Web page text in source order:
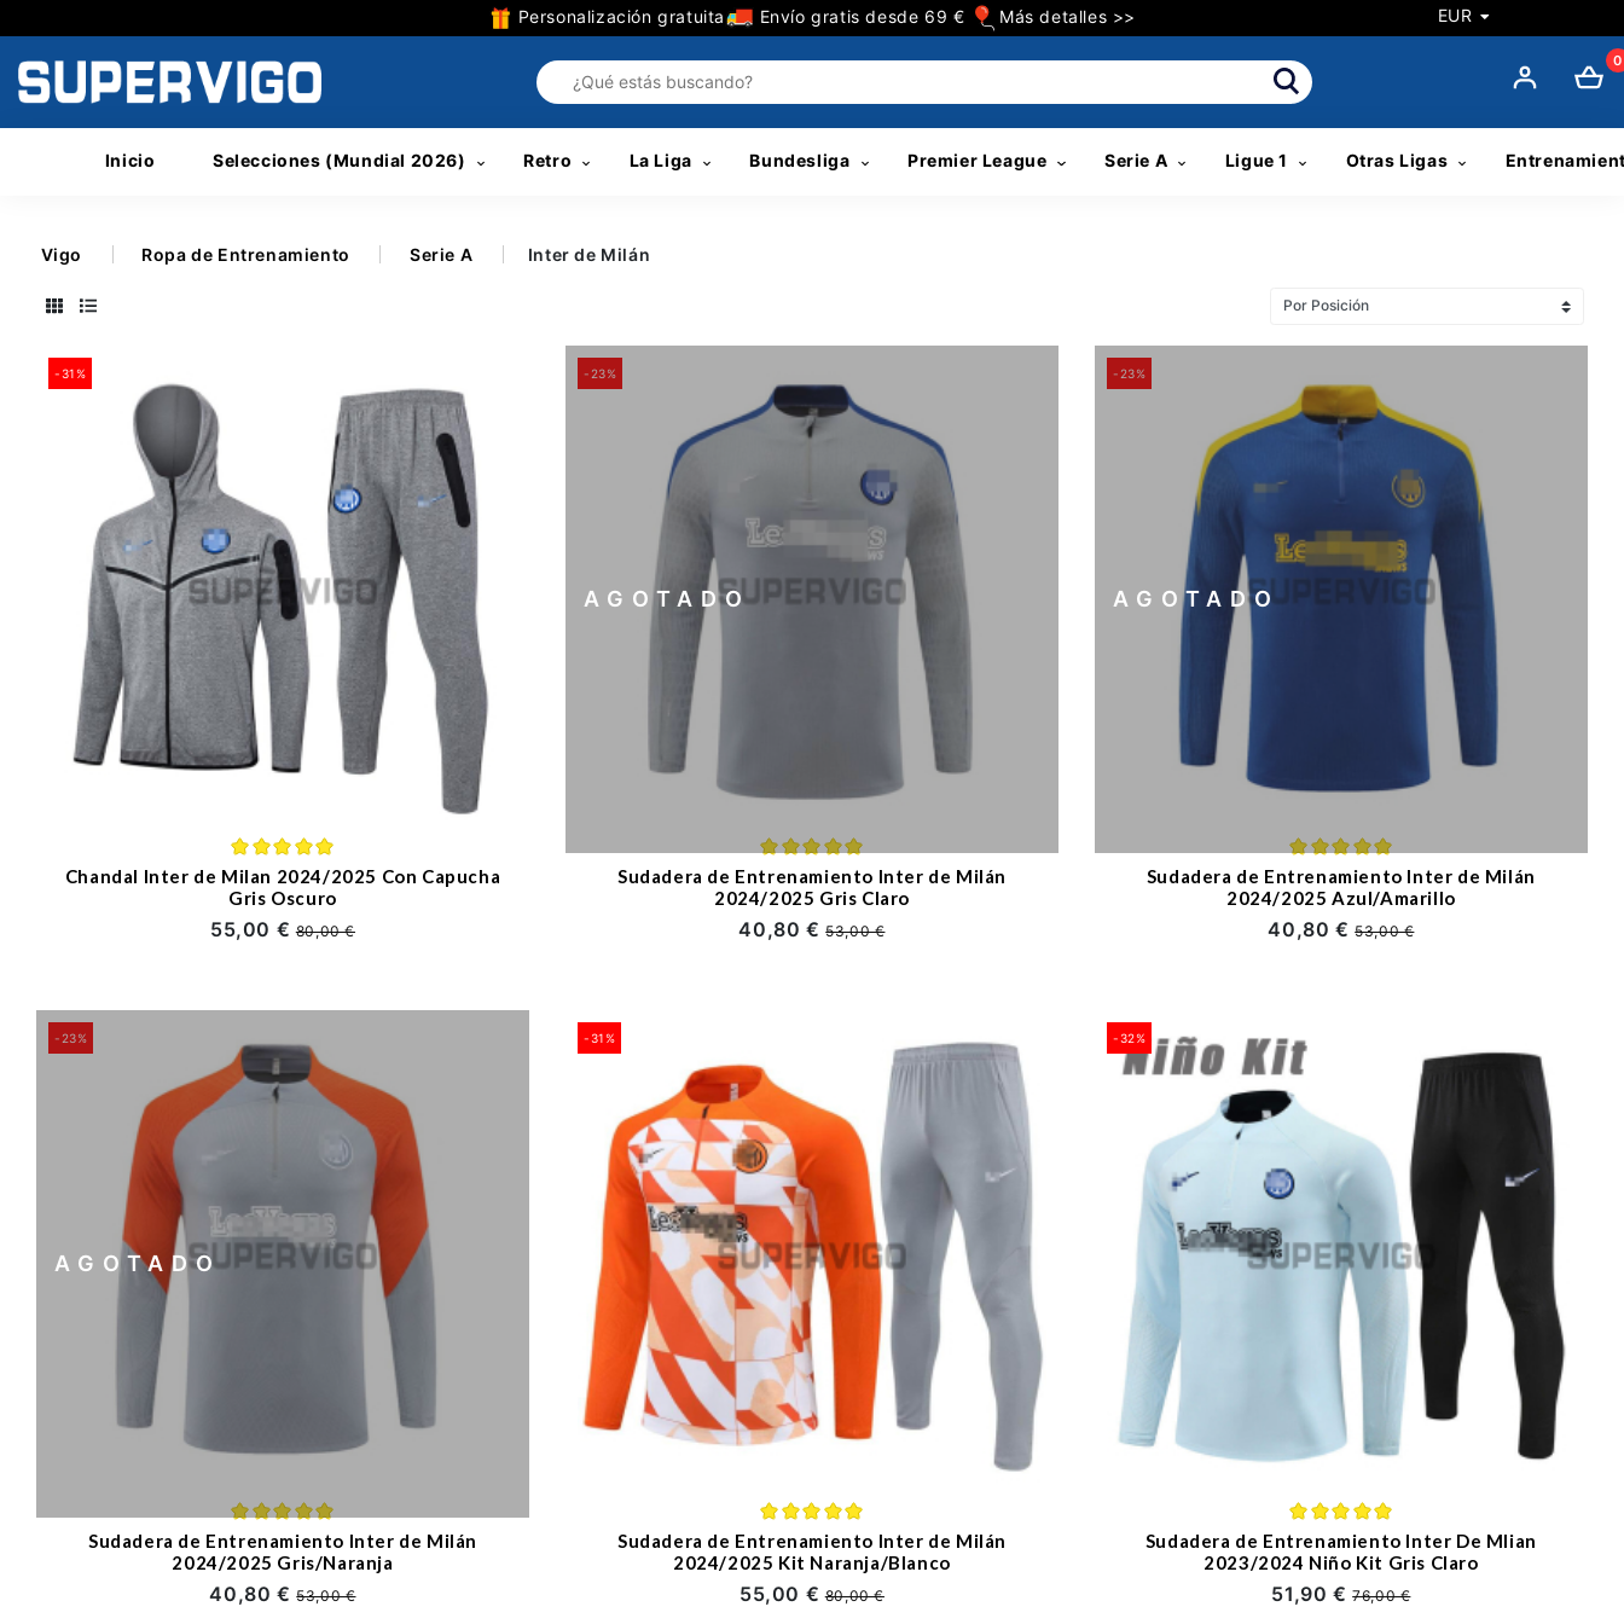
EUR
Personalización gratuita Envío gratis desde 69 € Más detalles >>
0
Inicio Selecciones (Mundial 2026) Retro La Liga Bundesliga Premier League Serie A Ligue 1 Otras Ligas
Vigo Ropa de Entrenamiento Serie A Inter de Milán
-31%
Chandal Inter de Milan 2024/2025 Con Capucha
Gris Oscuro
55,00 €80,00 €
-23%
Sudadera de Entrenamiento Inter de Milán
2024/2025 Gris Claro
40,80 €53,00 €
AGOTADO
-23%
Sudadera de Entrenamiento Inter de Milán
2024/2025 Azul/Amarillo
40,80 €53,00 €
AGOTADO
-23%
Sudadera de Entrenamiento Inter de Milán
2024/2025 Gris/Naranja
40,80 €53,00 €
AGOTADO
-31%
Sudadera de Entrenamiento Inter de Milán
2024/2025 Kit Naranja/Blanco
55,00 €80,00 €
-32%
Sudadera de Entrenamiento Inter De Mlian
2023/2024 Niño Kit Gris Claro
51,90 €76,00 €